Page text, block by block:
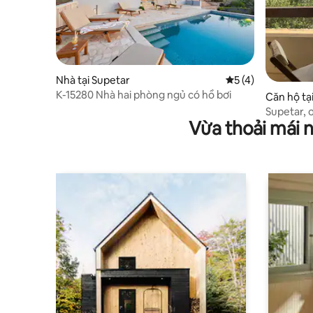
Nhà tại Supetar Xếp hạng trung
5 (4)
K-15280 Nhà hai phòng ngủ có hồ bơi
Căn hộ
Vừa thoải mái